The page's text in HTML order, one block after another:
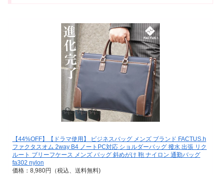
【44%OFF】【ドラマ使用】 ビジネスバッグ メンズ ブランド FACTUS.h
ファクタスオム 2way B4 ノートPC対応 ショルダーバッグ 撥水 出張 リク
ルート ブリーフケース メンズ バッグ 斜めがけ 鞄 ナイロン 通勤バッグ
fa302 nylon
価格：8,980円（税込、送料無料)